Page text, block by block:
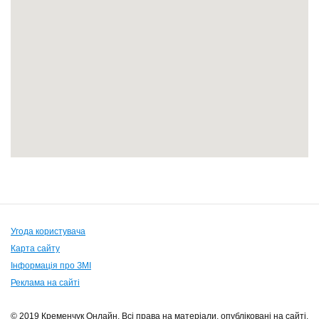
Угода користувача
Карта сайту
Інформація про ЗМІ
Реклама на сайті
© 2019 Кременчук Онлайн. Всі права на матеріали, опубліковані на сайті,